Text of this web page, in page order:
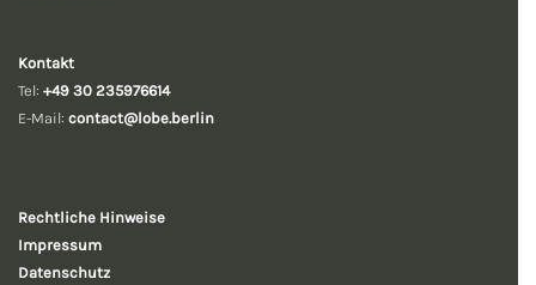
Kontakt
Tel: +49 30 235976614
E-Mail: contact@lobe.berlin
Rechtliche Hinweise
Impressum
Datenschutz